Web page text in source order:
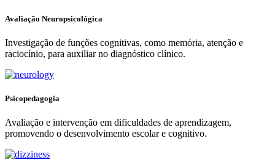
Avaliação Neuropsicológica
Investigação de funções cognitivas, como memória, atenção e
raciocínio, para auxiliar no diagnóstico clínico.
Psicopedagogia
Avaliação e intervenção em dificuldades de aprendizagem,
promovendo o desenvolvimento escolar e cognitivo.